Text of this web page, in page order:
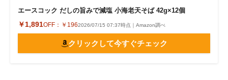
エースコック だしの旨みで減塩 小海老天そば 42g×12個
￥1,891OFF： ￥1962026/07/15 07:37時点｜Amazon調べ
クリックして今すぐチェック